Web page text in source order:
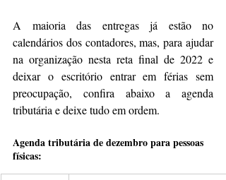
A maioria das entregas já estão no
calendários dos contadores, mas, para ajudar
na organização nesta reta final de 2022 e
deixar o escritório entrar em férias sem
preocupação, confira abaixo a agenda
tributária e deixe tudo em ordem.
Agenda tributária de dezembro para pessoas
físicas: